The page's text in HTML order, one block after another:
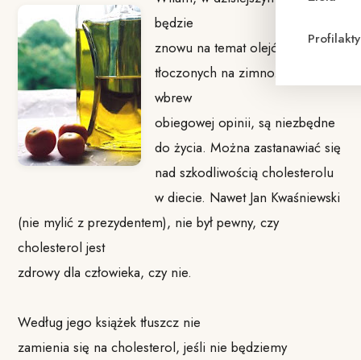
będzie
znowu na temat olejów
tłoczonych na zimno. Tłuszcze,
wbrew
obiegowej opinii, są niezbędne
do życia. Można zastanawiać się
nad szkodliwością cholesterolu
w diecie. Nawet Jan Kwaśniewski
(nie mylić z prezydentem), nie był pewny, czy
cholesterol jest
zdrowy dla człowieka, czy nie.
Według jego książek tłuszcz nie
zamienia się na cholesterol, jeśli nie będziemy